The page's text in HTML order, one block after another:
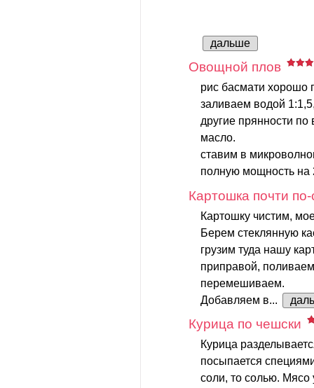
дальше
Овощной плов
рис басмати хорошо
заливаем водой
другие прянности
масло.
ставим в
полную мощность на
Картошка почти по-
Картошку чистим,
Берем стеклянную
грузим туда нашу
приправой,
перемешиваем.
Добавляем в...
Курица по чешски
Курица
посыпается
соли, то солью. Мясо